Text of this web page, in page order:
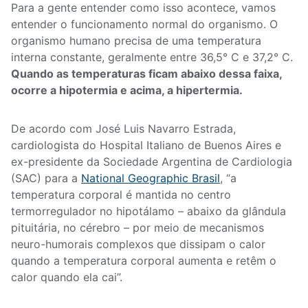
Para a gente entender como isso acontece, vamos
entender o funcionamento normal do organismo. O
organismo humano precisa de uma temperatura
interna constante, geralmente entre 36,5° C e 37,2° C.
Quando as temperaturas ficam abaixo dessa faixa,
ocorre a hipotermia e acima, a hipertermia.
De acordo com José Luis Navarro Estrada,
cardiologista do Hospital Italiano de Buenos Aires e
ex-presidente da Sociedade Argentina de Cardiologia
(SAC) para a National Geographic Brasil, “a
temperatura corporal é mantida no centro
termorregulador no hipotálamo – abaixo da glândula
pituitária, no cérebro – por meio de mecanismos
neuro-humorais complexos que dissipam o calor
quando a temperatura corporal aumenta e retêm o
calor quando ela cai”.